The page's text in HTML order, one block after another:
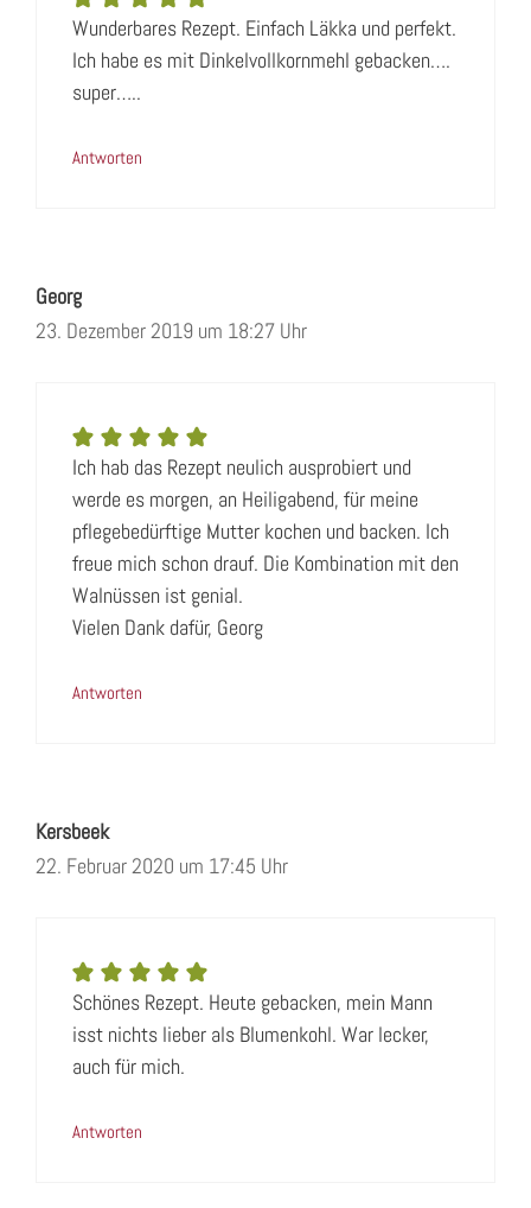
Wunderbares Rezept. Einfach Läkka und perfekt.
Ich habe es mit Dinkelvollkornmehl gebacken….
super…..
Antworten
Georg
23. Dezember 2019 um 18:27 Uhr
Ich hab das Rezept neulich ausprobiert und
werde es morgen, an Heiligabend, für meine
pflegebedürftige Mutter kochen und backen. Ich
freue mich schon drauf. Die Kombination mit den
Walnüssen ist genial.
Vielen Dank dafür, Georg
Antworten
Kersbeek
22. Februar 2020 um 17:45 Uhr
Schönes Rezept. Heute gebacken, mein Mann
isst nichts lieber als Blumenkohl. War lecker,
auch für mich.
Antworten